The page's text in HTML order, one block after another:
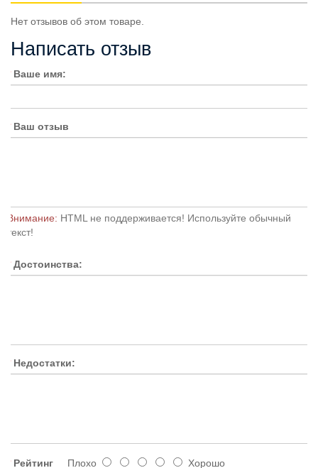
Нет отзывов об этом товаре.
Написать отзыв
Ваше имя:
Ваш отзыв
Внимание: HTML не поддерживается! Используйте обычный
текст!
Достоинства:
Недостатки:
Рейтинг Плохо Хорошо